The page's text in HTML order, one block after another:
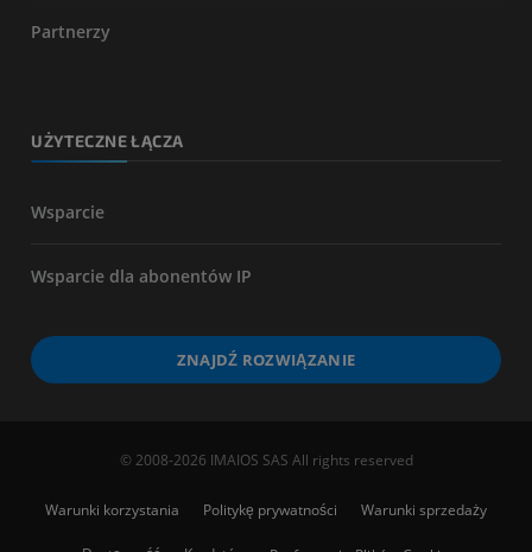
Partnerzy
UŻYTECZNE ŁĄCZA
Wsparcie
Wsparcie dla abonentów IP
ZNAJDŹ ROZWIĄZANIE
© 2008-2026 IMAIOS SAS All rights reserved
Warunki korzystania Politykę prywatności Warunki sprzedaży